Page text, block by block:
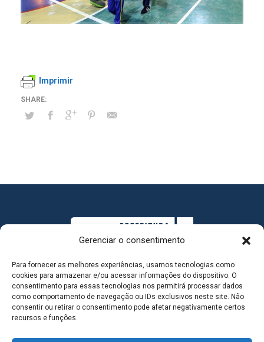
Gerenciar o consentimento
Para fornecer as melhores experiências, usamos tecnologias como
cookies para armazenar e/ou acessar informações do dispositivo. O
consentimento para essas tecnologias nos permitirá processar dados
como comportamento de navegação ou IDs exclusivos neste site. Não
consentir ou retirar o consentimento pode afetar negativamente certos
recursos e funções.
Imprimir
MAPA DO SITE